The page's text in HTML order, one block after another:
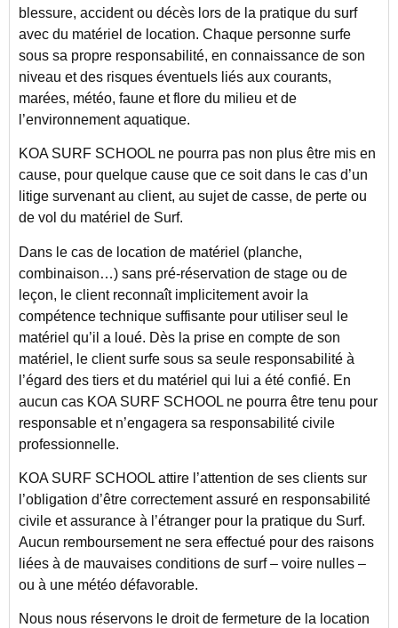
blessure, accident ou décès lors de la pratique du surf
avec du matériel de location. Chaque personne surfe
sous sa propre responsabilité, en connaissance de son
niveau et des risques éventuels liés aux courants,
marées, météo, faune et flore du milieu et de
l’environnement aquatique.
KOA SURF SCHOOL ne pourra pas non plus être mis en
cause, pour quelque cause que ce soit dans le cas d’un
litige survenant au client, au sujet de casse, de perte ou
de vol du matériel de Surf.
Dans le cas de location de matériel (planche,
combinaison…) sans pré-réservation de stage ou de
leçon, le client reconnaît implicitement avoir la
compétence technique suffisante pour utiliser seul le
matériel qu’il a loué. Dès la prise en compte de son
matériel, le client surfe sous sa seule responsabilité à
l’égard des tiers et du matériel qui lui a été confié. En
aucun cas KOA SURF SCHOOL ne pourra être tenu pour
responsable et n’engagera sa responsabilité civile
professionnelle.
KOA SURF SCHOOL attire l’attention de ses clients sur
l’obligation d’être correctement assuré en responsabilité
civile et assurance à l’étranger pour la pratique du Surf.
Aucun remboursement ne sera effectué pour des raisons
liées à de mauvaises conditions de surf – voire nulles –
ou à une météo défavorable.
Nous nous réservons le droit de fermeture de la location